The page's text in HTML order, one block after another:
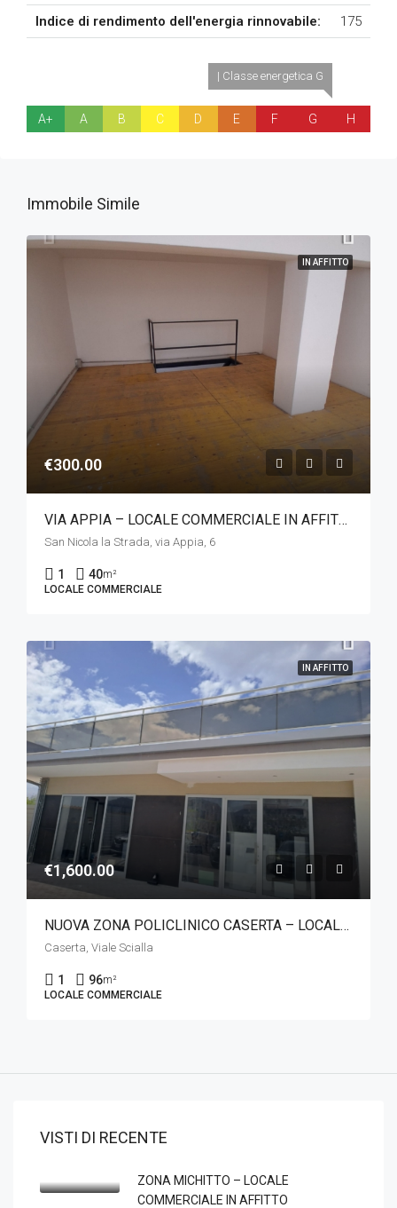
Indice di rendimento dell'energia rinnovabile: 175
A+ A B C D E F
| Classe energetica G
G H
Immobile Simile
IN AFFITTO
€300.00
VIA APPIA – LOCALE COMMERCIALE IN AFFITTO
San Nicola la Strada, via Appia, 6
1 40m²
LOCALE COMMERCIALE
IN AFFITTO
€1,600.00
NUOVA ZONA POLICLINICO CASERTA – LOCALE COMMERCIALE
Caserta, Viale Scialla
1 96m²
LOCALE COMMERCIALE
VISTI DI RECENTE
ZONA MICHITTO – LOCALE
COMMERCIALE IN AFFITTO